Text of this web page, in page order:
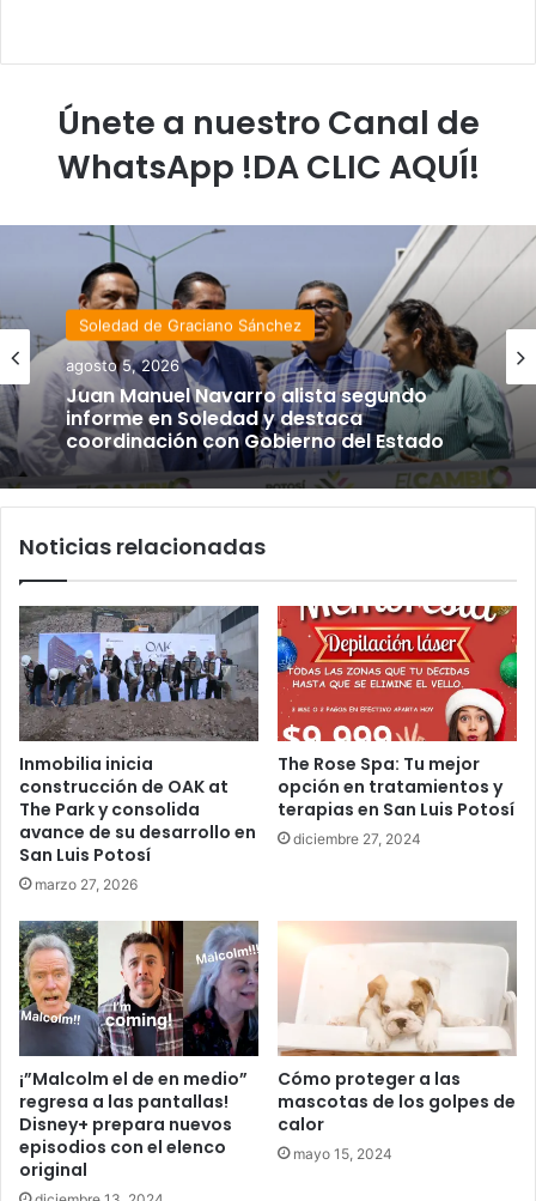
Únete a nuestro Canal de
WhatsApp !DA CLIC AQUÍ!
Soledad de Graciano Sánchez
agosto 5, 2026
Juan Manuel Navarro alista segundo
informe en Soledad y destaca
coordinación con Gobierno del Estado
Noticias relacionadas
Inmobilia inicia
construcción de OAK at
The Park y consolida
avance de su desarrollo en
San Luis Potosí
marzo 27, 2026
The Rose Spa: Tu mejor
opción en tratamientos y
terapias en San Luis Potosí
diciembre 27, 2024
¡”Malcolm el de en medio”
regresa a las pantallas!
Disney+ prepara nuevos
episodios con el elenco
original
Cómo proteger a las
mascotas de los golpes de
calor
mayo 15, 2024